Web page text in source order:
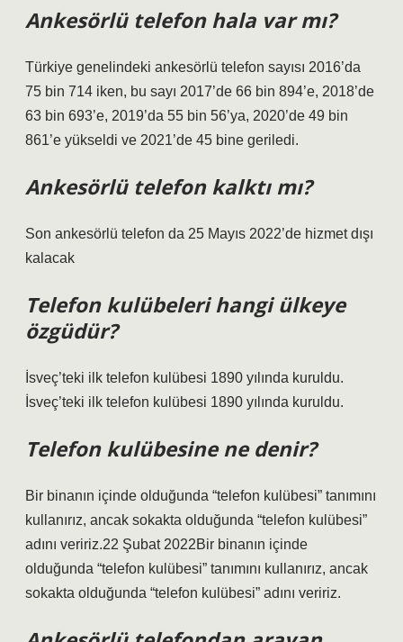
Ankesörlü telefon hala var mı?
Türkiye genelindeki ankesörlü telefon sayısı 2016’da
75 bin 714 iken, bu sayı 2017’de 66 bin 894’e, 2018’de
63 bin 693’e, 2019’da 55 bin 56’ya, 2020’de 49 bin
861’e yükseldi ve 2021’de 45 bine geriledi.
Ankesörlü telefon kalktı mı?
Son ankesörlü telefon da 25 Mayıs 2022’de hizmet dışı
kalacak
Telefon kulübeleri hangi ülkeye
özgüdür?
İsveç’teki ilk telefon kulübesi 1890 yılında kuruldu.
İsveç’teki ilk telefon kulübesi 1890 yılında kuruldu.
Telefon kulübesine ne denir?
Bir binanın içinde olduğunda “telefon kulübesi” tanımını
kullanırız, ancak sokakta olduğunda “telefon kulübesi”
adını veririz.22 Şubat 2022Bir binanın içinde
olduğunda “telefon kulübesi” tanımını kullanırız, ancak
sokakta olduğunda “telefon kulübesi” adını veririz.